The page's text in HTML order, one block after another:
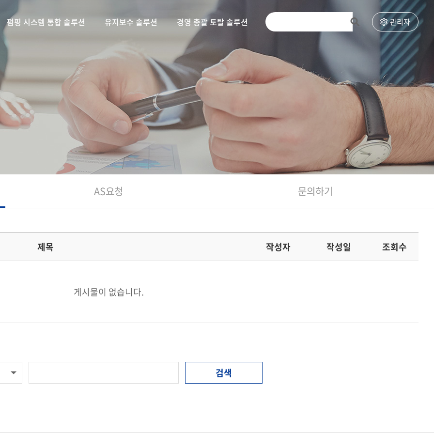
펌핑 시스템 통합 솔루션 유지보수 솔루션 경영 총괄 토탈 솔루션 관리자
AS요청 문의하기
제목 작성자 작성일 조회수
게시물이 없습니다.